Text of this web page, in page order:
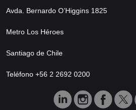
Avda. Bernardo O’Higgins 1825
Metro Los Héroes
Santiago de Chile
Teléfono +56 2 2692 0200